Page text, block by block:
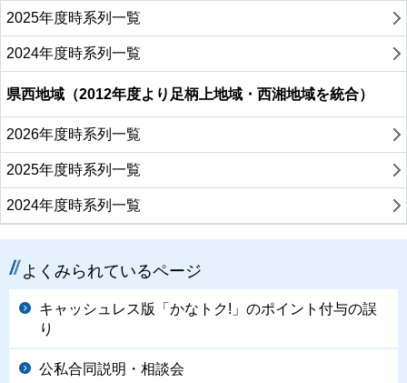
2025年度時系列一覧
2024年度時系列一覧
県西地域（2012年度より足柄上地域・西湘地域を統合）
2026年度時系列一覧
2025年度時系列一覧
2024年度時系列一覧
よくみられているページ
キャッシュレス版「かなトク!」のポイント付与の誤
り
公私合同説明・相談会